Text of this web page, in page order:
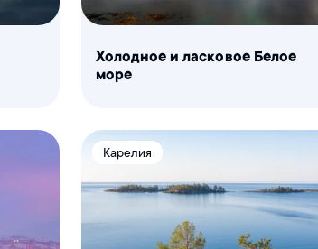
Холодное и ласковое Белое
море
Карелия